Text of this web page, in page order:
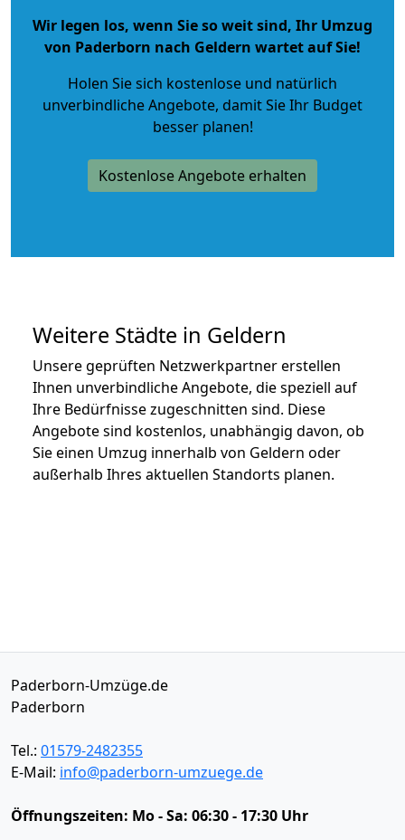
Wir legen los, wenn Sie so weit sind, Ihr Umzug
von Paderborn nach Geldern wartet auf Sie!
Holen Sie sich kostenlose und natürlich
unverbindliche Angebote, damit Sie Ihr Budget
besser planen!
Kostenlose Angebote erhalten
Weitere Städte in Geldern
Unsere geprüften Netzwerkpartner erstellen
Ihnen unverbindliche Angebote, die speziell auf
Ihre Bedürfnisse zugeschnitten sind. Diese
Angebote sind kostenlos, unabhängig davon, ob
Sie einen Umzug innerhalb von Geldern oder
außerhalb Ihres aktuellen Standorts planen.
Paderborn-Umzüge.de
Paderborn
Tel.: 01579-2482355
E-Mail: info@paderborn-umzuege.de
Öffnungszeiten: Mo - Sa: 06:30 - 17:30 Uhr